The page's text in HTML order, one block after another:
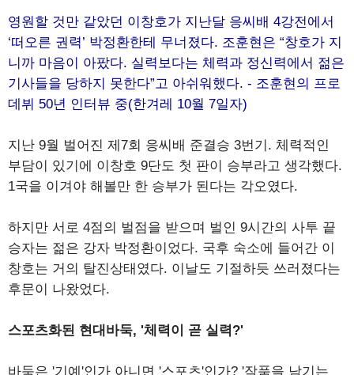
영원할 것만 같았던 이창호가 지난달 응씨배 4강전에서
‘떠오른 권력’ 박정환한테 무너졌다. 조훈현은 “창호가 지
니까 마음이 아팠다. 실력보다는 체력과 정신력에서 젊은
기사들을 당하지 못한다”고 아쉬워했다. - 조훈현의 프로
데뷔 50년 인터뷰 중(한겨레 10월 7일자)
지난 9월 벌어진 제7회 응씨배 준결승 3번기. 체력적인
부담이 있기에 이창호 9단도 첫 판이 승부라고 생각했다.
1국을 이겨야 해볼만 한 승부가 된다는 각오였다.
하지만 서로 4점의 벌점을 받으며 벌인 9시간의 사투 끝
승자는 젊은 강자 박정환이었다. 국후 숙소에 들어간 이
창호는 거의 탈진상태였다. 이날도 기절하듯 쓰러졌다는
후문이 나왔었다.
스포츠화된 현대바둑, '체력이 곧 실력?'
바둑은 '기예'인가 아니면 '스포츠'인가? '작품을 남기는